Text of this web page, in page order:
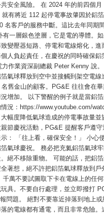
固
氣
球
來
慶
祝
安
安全風險。 在 2024 年的前四個月
有將近 112 起停電事故肇因於鋁
名客戶的服務中斷。這比去年同期
有一層銀色塗層，它是電的導體。
變壓器短路、停電和電線熔化，進
人負起責任，在慶祝的同時確保鋁
作業資深副總裁 Peter Kenny 說
氣球釋放到空中並接觸到架空電線
舊金山的顧客。PG&E 往往會在畢
增加。 以下警醒的例子就是當鋁
況：https://www.youtube.com/
幅度降低氣球造成的停電事故量並
節慶祝活動，PG&E 提醒客戶遵
： 「往上看，確保安全！」 小心
氣球慶祝。 務必把充氦鋁箔氣球
絕不移除重物。 可能的話，把鋁
著想，絕不許把鋁箔氣球釋放到戶
千萬不要試圖取下卡在電線上的任
具。不要自行處理，並立即撥打
問題。 絕對不要靠近掉落到地上
的電線都有通電，而且非常危險。